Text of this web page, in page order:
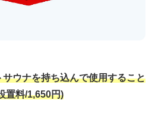
ウナを持ち込んで使用すること
置料/1,650円)